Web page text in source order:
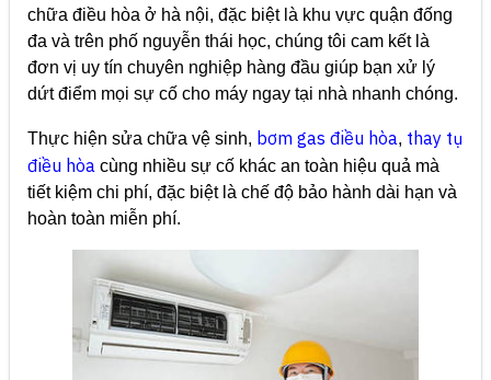
chữa điều hòa ở hà nội, đặc biệt là khu vực quận đống
đa và trên phố nguyễn thái học, chúng tôi cam kết là
đơn vị uy tín chuyên nghiệp hàng đầu giúp bạn xử lý
dứt điểm mọi sự cố cho máy ngay tại nhà nhanh chóng.
Thực hiện sửa chữa vệ sinh, bơm gas điều hòa, thay tụ
điều hòa cùng nhiều sự cố khác an toàn hiệu quả mà
tiết kiệm chi phí, đặc biệt là chế độ bảo hành dài hạn và
hoàn toàn miễn phí.